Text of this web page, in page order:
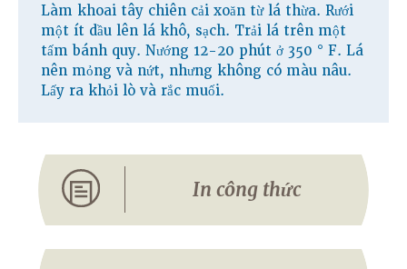
Làm khoai tây chiên cải xoăn từ lá thừa. Rưới
một ít dầu lên lá khô, sạch. Trải lá trên một
tấm bánh quy. Nướng 12-20 phút ở 350 ° F. Lá
nên mỏng và nứt, nhưng không có màu nâu.
Lấy ra khỏi lò và rắc muối.
In công thức